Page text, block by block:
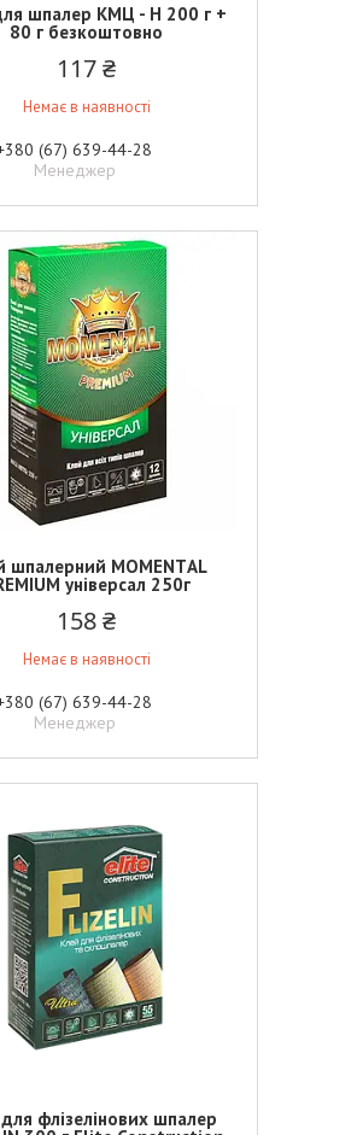
шпалер КМЦ - Н 200 г +
80 г безкоштовно
117 ₴
Немає в наявності
(67) 639-44-28
Менеджер
шпалерний МОМЕNТAL
універсал 250г
158 ₴
Немає в наявності
(67) 639-44-28
Менеджер
флізелінових шпалер